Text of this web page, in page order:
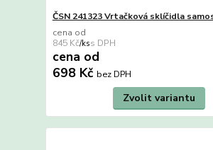
ČSN 241323 Vrtačková sklíčidla
cena od
845 Kč/ks
cena od
698 Kč bez DPH
Zvolit variantu